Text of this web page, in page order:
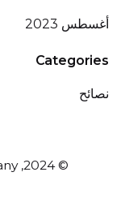
أغسطس 2023
Categories
نصائح
© 2024, Pet Products Trading Company